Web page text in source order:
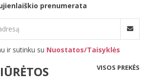
prenumerata
ir sutinku su Nuostatos/Taisyklės
VISOS PREKĖS